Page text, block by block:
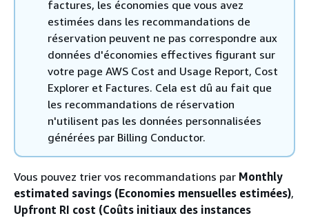
factures, les économies que vous avez
estimées dans les recommandations de
réservation peuvent ne pas correspondre aux
données d'économies effectives figurant sur
votre page AWS Cost and Usage Report, Cost
Explorer et Factures. Cela est dû au fait que
les recommandations de réservation
n'utilisent pas les données personnalisées
générées par Billing Conductor.
Vous pouvez trier vos recommandations par Monthly
estimated savings (Economies mensuelles estimées),
Upfront RI cost (Coûts initiaux des instances